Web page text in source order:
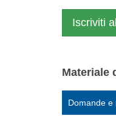
Iscriviti
Materiale
Domande e